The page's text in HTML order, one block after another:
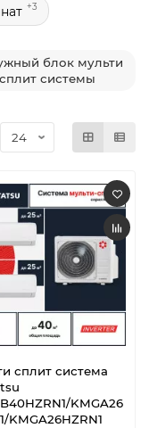
+3
блок мульти
сплит системы
сплит система
KMGA26
KMGA26HZRN1